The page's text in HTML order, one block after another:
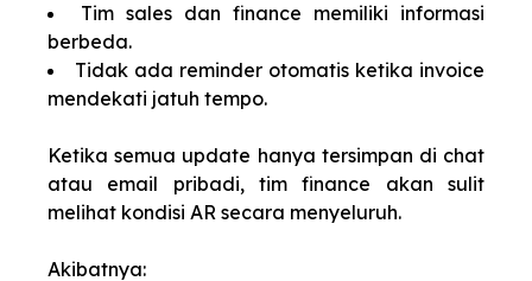
Tim sales dan finance memiliki informasi
berbeda.
Tidak ada reminder otomatis ketika invoice
mendekati jatuh tempo.
Ketika semua update hanya tersimpan di chat
atau email pribadi, tim finance akan sulit
melihat kondisi AR secara menyeluruh.
Akibatnya: